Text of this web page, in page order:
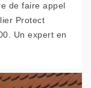
de faire appel
Protect
Un expert en